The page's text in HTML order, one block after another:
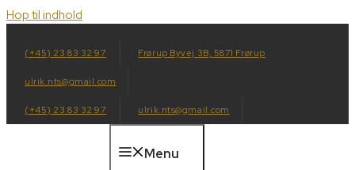
Hop til indhold
(+45) 23 83 32 97 Frørup Byvej 3B, 5871 Frørup
ulrik.nts@gmail.com
(+45) 23 83 32 97 ulrik.nts@gmail.com
Menu